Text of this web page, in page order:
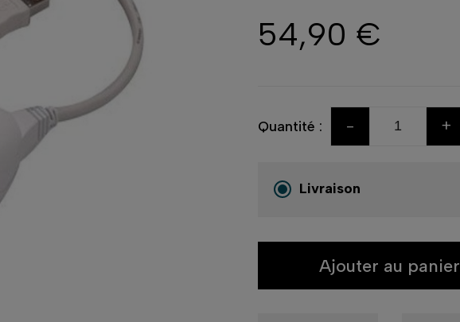
54,90 €
Quantité : - +
Livraison
Ajouter au panier